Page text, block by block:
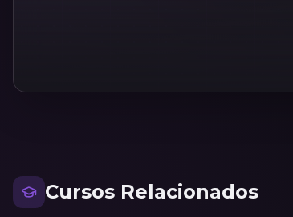
Cursos Relacionados